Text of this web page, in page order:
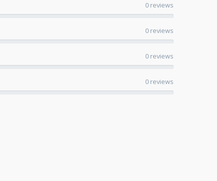
0 reviews
0 reviews
0 reviews
0 reviews